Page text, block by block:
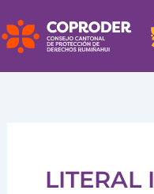
al
contenido
LITERAL I
por: